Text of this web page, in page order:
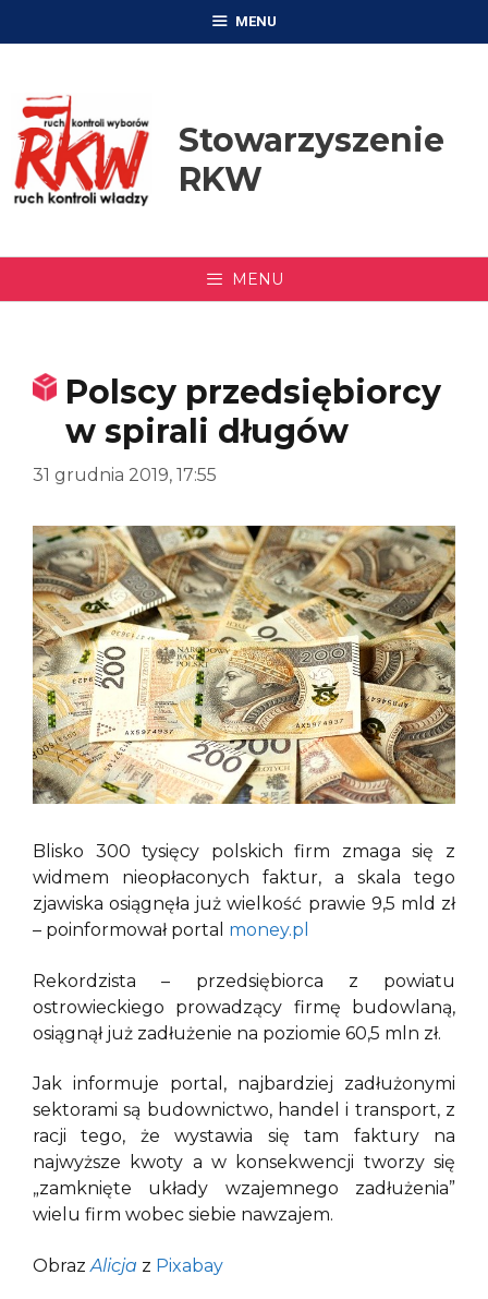
MENU
Stowarzyszenie
RKW
MENU
Polscy przedsiębiorcy
w spirali długów
31 grudnia 2019, 17:55
Blisko 300 tysięcy polskich firm zmaga się z
widmem nieopłaconych faktur, a skala tego
zjawiska osiągnęła już wielkość prawie 9,5 mld zł
– poinformował portal money.pl
Rekordzista – przedsiębiorca z powiatu
ostrowieckiego prowadzący firmę budowlaną,
osiągnął już zadłużenie na poziomie 60,5 mln zł.
Jak informuje portal, najbardziej zadłużonymi
sektorami są budownictwo, handel i transport, z
racji tego, że wystawia się tam faktury na
najwyższe kwoty a w konsekwencji tworzy się
„zamknięte układy wzajemnego zadłużenia”
wielu firm wobec siebie nawzajem.
Obraz Alicja z Pixabay